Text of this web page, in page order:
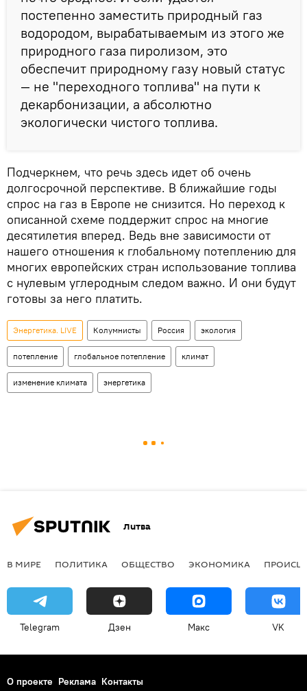
постепенно заместить природный газ
водородом, вырабатываемым из этого же
природного газа пиролизом, это
обеспечит природному газу новый статус
— не "переходного топлива" на пути к
декарбонизации, а абсолютно
экологически чистого топлива.
Подчеркнем, что речь здесь идет об очень
долгосрочной перспективе. В ближайшие годы
спрос на газ в Европе не снизится. Но переход к
описанной схеме поддержит спрос на многие
десятилетия вперед. Ведь вне зависимости от
нашего отношения к глобальному потеплению для
многих европейских стран использование топлива
с нулевым углеродным следом важно. И они будут
готовы за него платить.
Энергетика. LIVE Колумнисты Россия экология
потепление глобальное потепление климат
изменение климата энергетика
Литва
В МИРЕ ПОЛИТИКА ОБЩЕСТВО ЭКОНОМИКА
Telegram Дзен Макс VK
О проекте Реклама Контакты